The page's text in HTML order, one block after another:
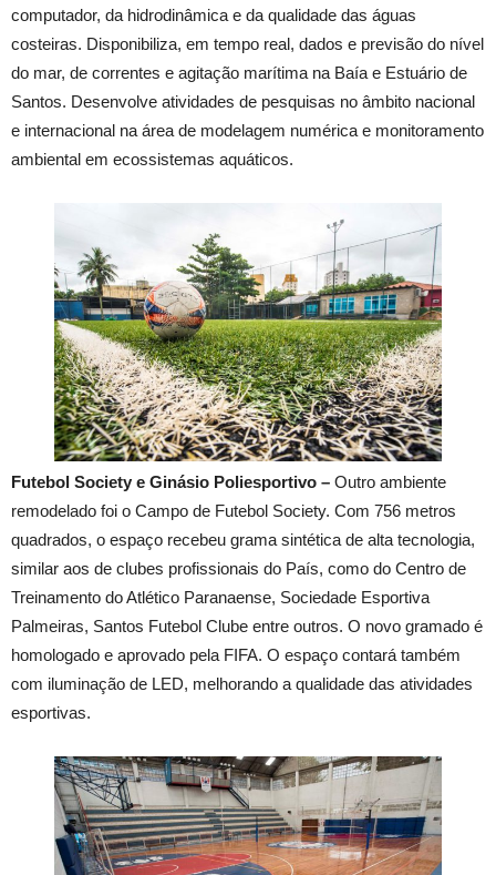
computador, da hidrodinâmica e da qualidade das águas
costeiras. Disponibiliza, em tempo real, dados e previsão do nível
do mar, de correntes e agitação marítima na Baía e Estuário de
Santos. Desenvolve atividades de pesquisas no âmbito nacional
e internacional na área de modelagem numérica e monitoramento
ambiental em ecossistemas aquáticos.
Futebol Society e Ginásio Poliesportivo – Outro ambiente
remodelado foi o Campo de Futebol Society. Com 756 metros
quadrados, o espaço recebeu grama sintética de alta tecnologia,
similar aos de clubes profissionais do País, como do Centro de
Treinamento do Atlético Paranaense, Sociedade Esportiva
Palmeiras, Santos Futebol Clube entre outros. O novo gramado é
homologado e aprovado pela FIFA. O espaço contará também
com iluminação de LED, melhorando a qualidade das atividades
esportivas.